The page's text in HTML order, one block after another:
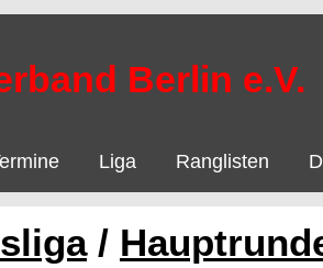
Berlin e.V.
Liga Ranglisten
/